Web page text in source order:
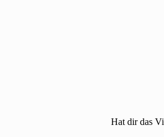
Hat dir das